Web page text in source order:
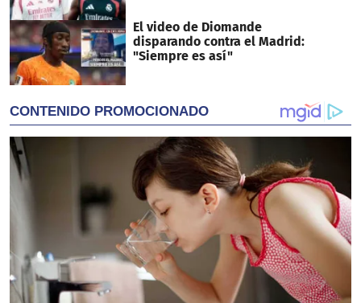
El video de Diomande
disparando contra el Madrid:
"Siempre es así"